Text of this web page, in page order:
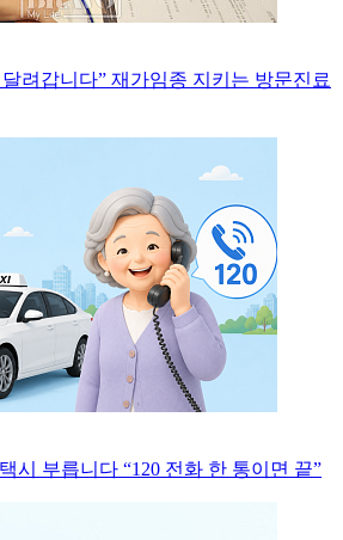
려갑니다” 재가임종 지키는 방문진료
시 부릅니다 “120 전화 한 통이면 끝”